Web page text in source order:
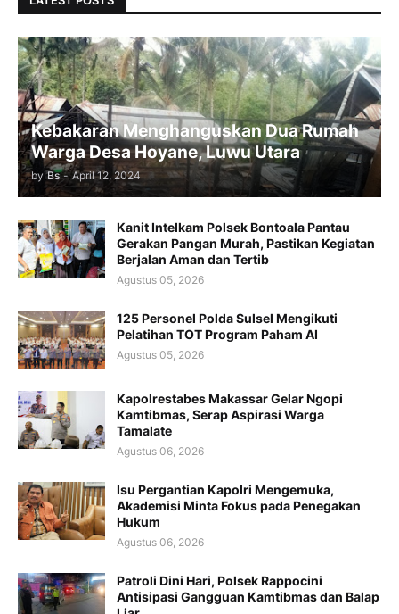
Kebakaran Menghanguskan Dua Rumah
Warga Desa Hoyane, Luwu Utara
by Bs - April 12, 2024
Kanit Intelkam Polsek Bontoala Pantau
Gerakan Pangan Murah, Pastikan Kegiatan
Berjalan Aman dan Tertib
Agustus 05, 2026
125 Personel Polda Sulsel Mengikuti
Pelatihan TOT Program Paham AI
Agustus 05, 2026
Kapolrestabes Makassar Gelar Ngopi
Kamtibmas, Serap Aspirasi Warga
Tamalate
Agustus 06, 2026
Isu Pergantian Kapolri Mengemuka,
Akademisi Minta Fokus pada Penegakan
Hukum
Agustus 06, 2026
Patroli Dini Hari, Polsek Rappocini
Antisipasi Gangguan Kamtibmas dan Balap